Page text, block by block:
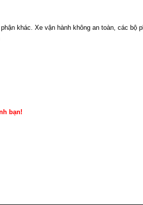
khác. Xe vận hành không an toàn, các bộ
bạn!